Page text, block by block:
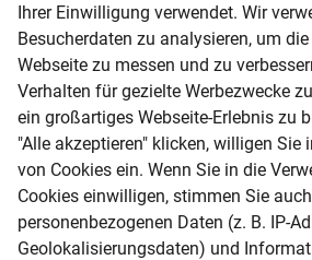
Version Bremicker
Ihrer Einwilligung verwendet. Wir
Besucherdaten zu analysieren, um
Webseite zu messen und zu
Verhalten für gezielte Werbezwecke
ein großartiges Webseite-Erlebnis zu
"Alle akzeptieren" klicken, willigen Sie
von Cookies ein. Wenn Sie in die
Cookies einwilligen, stimmen Sie
personenbezogenen Daten (z. B. IP-
Geolokalisierungsdaten) und